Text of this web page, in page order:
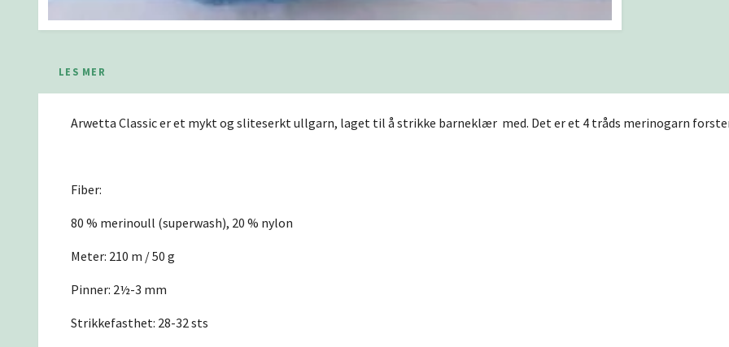
LES MER
Arwetta Classic er et mykt og sliteserkt ullgarn, laget til å strikke barneklær med. Det er et 4 tråds merinogarn
Fiber:
80 % merinoull (superwash), 20 % nylon
Meter: 210 m / 50 g
Pinner: 2½-3 mm
Strikkefasthet: 28-32 sts